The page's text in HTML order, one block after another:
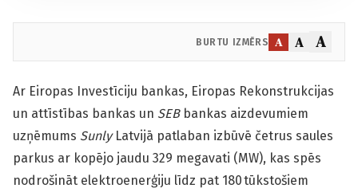
BURTU IZMĒRS A A A
Ar Eiropas Investīciju bankas, Eiropas Rekonstrukcijas
un attīstības bankas un SEBbankas aizdevumiem
uzņēmums SunlyLatvijā patlaban izbūvē četrus saules
parkus ar kopējo jaudu 329 megavati (MW), kas spēs
nodrošināt elektroenerģiju līdz pat 180 tūkstošiem